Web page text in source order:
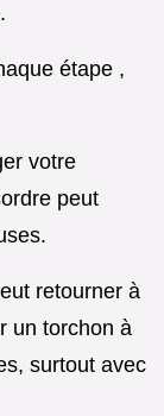
étape ,
votre
peut
retourner à
un torchon à
surtout avec